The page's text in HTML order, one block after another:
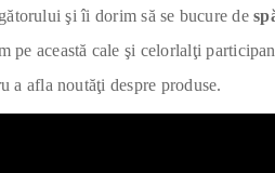
şi îi dorim să se bucure de
pe această cale şi celorlalţi
a afla noutăţi despre produse.